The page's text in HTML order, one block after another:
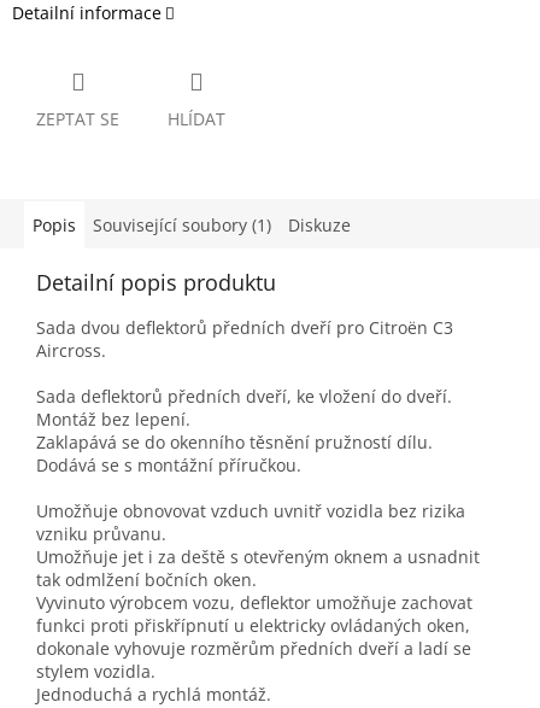
Detailní informace
ZEPTAT SE HLÍDAT
Popis Související soubory (1) Diskuze
Detailní popis produktu
Sada dvou deflektorů předních dveří pro Citroën C3
Aircross.
Sada deflektorů předních dveří, ke vložení do dveří.
Montáž bez lepení.
Zaklapává se do okenního těsnění pružností dílu.
Dodává se s montážní příručkou.
Umožňuje obnovovat vzduch uvnitř vozidla bez rizika
vzniku průvanu.
Umožňuje jet i za deště s otevřeným oknem a usnadnit
tak odmlžení bočních oken.
Vyvinuto výrobcem vozu, deflektor umožňuje zachovat
funkci proti přiskřípnutí u elektricky ovládaných oken,
dokonale vyhovuje rozměrům předních dveří a ladí se
stylem vozidla.
Jednoduchá a rychlá montáž.